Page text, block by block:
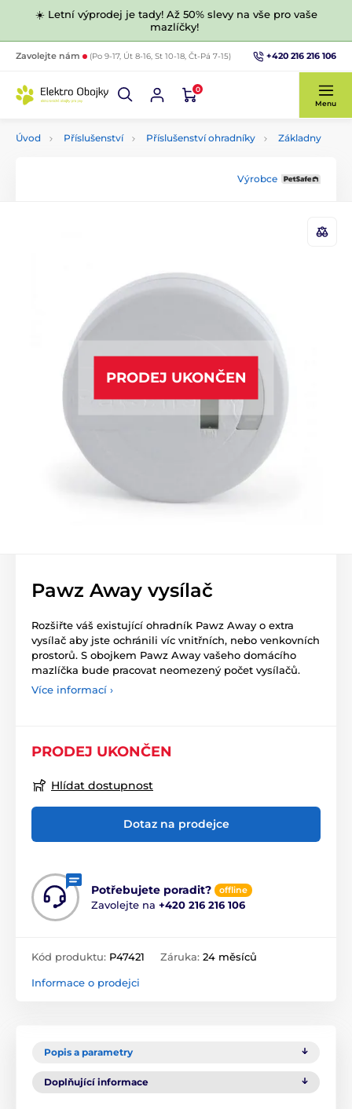
☀️ Letní výprodej je tady! Až 50% slevy na vše pro vaše
mazlíčky!
Zavolejte nám (Po 9-17, Út 8-16, St 10-18, Čt-Pá 7-15) +420 216 216 106
0
Menu
Úvod Příslušenství Příslušenství ohradníky Základny
Výrobce
PRODEJ UKONČEN
Pawz Away vysílač
Rozšiřte váš existující ohradník Pawz Away o extra
vysílač aby jste ochránili víc vnitřních, nebo venkovních
prostorů. S obojkem Pawz Away vašeho domácího
mazlíčka bude pracovat neomezený počet vysílačů.
Více informací ›
PRODEJ UKONČEN
Hlídat dostupnost
Dotaz na prodejce
Potřebujete poradit? offline
Zavolejte na +420 216 216 106
Kód produktu: P47421 Záruka: 24 měsíců
Informace o prodejci
Popis a parametry
Doplňující informace